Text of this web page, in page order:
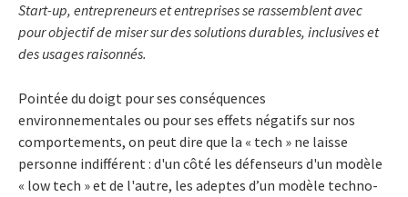
Start-up, entrepreneurs et entreprises se rassemblent avec
pour objectif de miser sur des solutions durables, inclusives et
des usages raisonnés.
Pointée du doigt pour ses conséquences
environnementales ou pour ses effets négatifs sur nos
comportements, on peut dire que la « tech » ne laisse
personne indifférent : d'un côté les défenseurs d'un modèle
« low tech » et de l'autre, les adeptes d’un modèle techno-